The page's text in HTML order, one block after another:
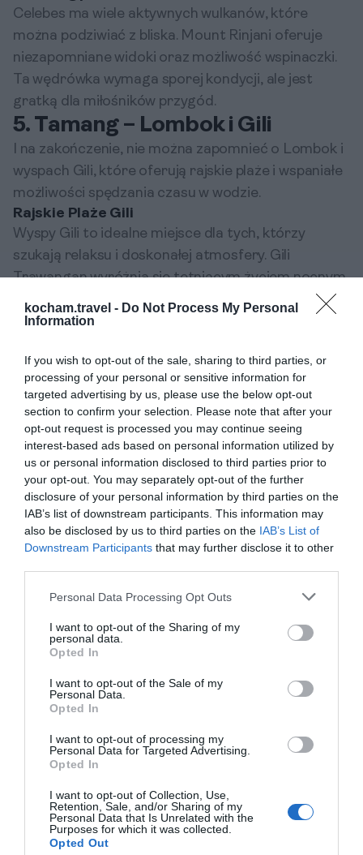
kocham.travel - Do Not Process My Personal
Information
If you wish to opt-out of the sale, sharing to third parties, or
processing of your personal or sensitive information for
targeted advertising by us, please use the below opt-out
section to confirm your selection. Please note that after your
opt-out request is processed you may continue seeing
interest-based ads based on personal information utilized by
us or personal information disclosed to third parties prior to
your opt-out. You may separately opt-out of the further
disclosure of your personal information by third parties on the
IAB’s list of downstream participants. This information may
also be disclosed by us to third parties on the IAB’s List of
Downstream Participants that may further disclose it to other
Personal Data Processing Opt Outs
I want to opt-out of the Sharing of my
personal data.
Opted In
I want to opt-out of the Sale of my
Personal Data.
Opted In
I want to opt-out of processing my
Personal Data for Targeted Advertising.
Opted In
I want to opt-out of Collection, Use,
Retention, Sale, and/or Sharing of my
Personal Data that Is Unrelated with the
Purposes for which it was collected.
Opted Out
Celebes ma wiele aktywnych wulkanów, które
można podziwiać z bliska. Mount Rinjani oferuje
niezapomniane widoki oraz możliwość wspinaczki.
Ta wędrówka wymaga sporej kondycji, ale jest
gratką dla miłośników przygód.
5. Tamang – Lombok i Gili
I na zakończenie, nie można zapomnieć o Lombok i
wyspach Gili, które oferują rajskie plaże i wspaniałe
możliwości spędzania czasu w wodzie.
Rajskie Plaże Gili
Wyspy Gili to idealne miejsce dla tych, którzy
szukają relaksu i doskonałej atmosfery. Gili
Trawangan wyróżnia się tętniącym życiem nocnym,
podczas gdy Gili Air oferuje więcej spokoju.
Wszystkie wyspy są otoczone krystalicznie
snorkelingu.
Lombok – Surfer's Paradise
Lombok jest idealnym miejscem dla surferów.
Plaże Kuta Lombok są niezwykle popularne,
głównie ze względu na swoje doskonałe fale. Warto
wynająć lokalnego instruktora, aby nauczyć się
surfingu w tym wspaniałym miejscu. Lombok
zachwyca także wulkanem Rinjani oraz
malowniczymi wodospadami, które warto
Praktyczne Informacje
przygotowania. Z perspektywy bezpieczeństwa,
lokalnych zwyczajów, kuchni oraz najlepszego
budżetu, oto kilka praktycznych wskazówek.
Dojazd i transport
Dojazd do Indonezji jest łatwy, dzięki połączeniom
lotniczym z wielu krajów. W kraju najlepiej jest
korzystać z lokalnych linii lotniczych, które oferują
wyspami. W miastach takich jak Jakarta czy Bali
dostępne są taksówki i aplikacje transportowe jak